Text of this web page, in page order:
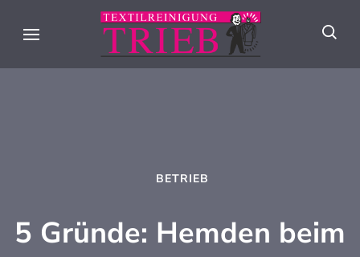
Trieb
Textilpflege seit
BETRIEB
5 Gründe: Hemden beim